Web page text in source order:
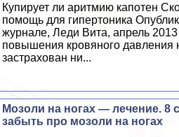
Купирует ли аритмию капотен
помощь для гипертоника
журнале, Леди Вита, апрель
повышения кровяного давления
застрахован ни...
Мозоли на ногах — лечение. 8
забыть про мозоли на ногах